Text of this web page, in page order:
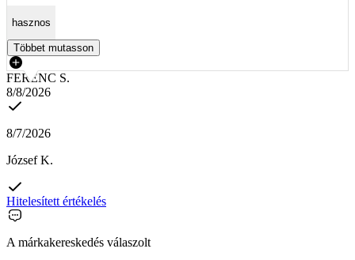
hasznos
Többet mutasson
FERENC S.
8/8/2026
8/7/2026
József K.
Hitelesített értékelés
A márkakereskedés válaszolt